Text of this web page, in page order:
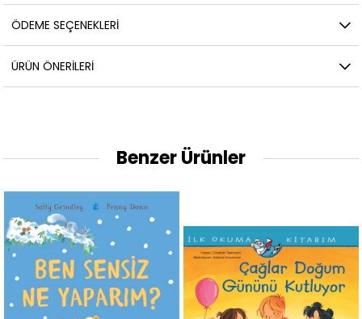
ÖDEME SEÇENEKLERI
ÜRÜN ÖNERILERI
Benzer Ürünler